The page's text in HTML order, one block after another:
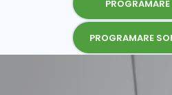
PROGRAMARE